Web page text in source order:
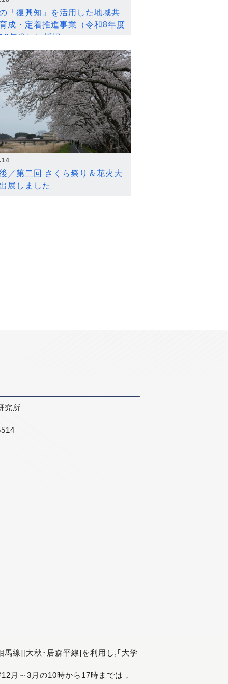
「復興知」を活用した地域共
成・定着推進事業（令和8年度
年度）に採択
／第二回 さくら祭り＆花火大
展しました
究所
線][大秋･居森平線]を利用し,｢大学
月～3月の10時から17時までは，